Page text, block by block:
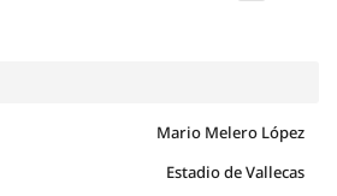
Mario Melero López
Estadio de Vallecas